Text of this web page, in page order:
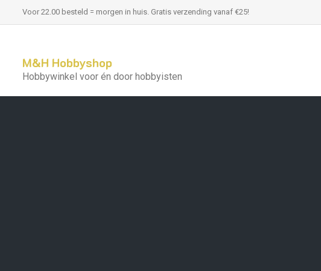
Voor 22.00 besteld = morgen in huis. Gratis verzending vanaf €25!
M&H Hobbyshop
Hobbywinkel voor én door hobbyisten